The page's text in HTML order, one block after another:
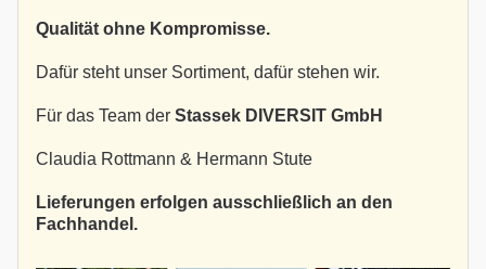
Qualität ohne Kompromisse.
Dafür steht unser Sortiment, dafür stehen wir.
Für das Team der Stassek DIVERSIT GmbH
Claudia Rottmann & Hermann Stute
Lieferungen erfolgen ausschließlich an den
Fachhandel.